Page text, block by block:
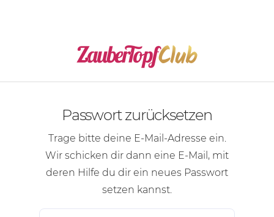
Passwort zurücksetzen
Trage bitte deine E-Mail-Adresse ein.
Wir schicken dir dann eine E-Mail , mit
deren Hilfe du dir ein neues Passwort
setzen kannst.